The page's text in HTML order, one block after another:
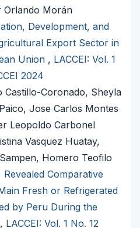
Orlando Morán
Development, and
Export Sector in
Union , LACCEI: Vol. 1
2024
Castillo-Coronado, Sheyla
Jose Carlos Montes
Leopoldo Carbonel
Vasquez Huatay,
Homero Teofilo
Revealed Comparative
Fresh or Refrigerated
by Peru During the
, LACCEI: Vol. 1 No. 12